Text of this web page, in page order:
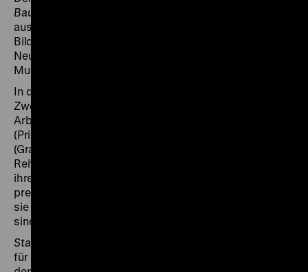
Baumeister zum 200. Geburtstag
ausgewählte Abschnitte seines Schaffens: die
Bildungsreisen nach Italien, die Berliner Bauten wie die
Neue Wache, das Schauspielhaus und das Alte
Museum sowie nicht realisierte Entwürfe.
In der Fernsehdokumentation
Zwei Bildhauer in Berlin
Arbeiten von Gottfried Schadow
(Prinzessinnengruppe) und Christian Daniel Rauch
(Grabmal der Königin Luise von Preußen,
Reiterstandbild Friedrichs des Großen) im Kontext
ihrer Zeit: „Als Künstler genießen sie die Gunst des
preußischen Herrscherhauses, als Günstlinge bleiben
sie Künstler, sie sind Kollegen und Konkurrenten, sie
sind selbstbewusste Bürger und sie sind königstreu.“
Stadtgeschichte in Stein – Architekten in Berlin
für das Fernsehen der DDR im Berliner Stadtbild nach